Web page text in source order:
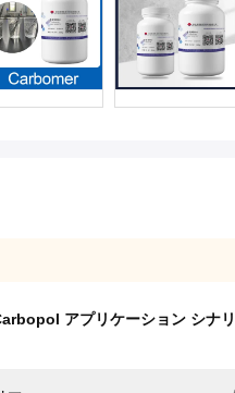
アプリケーション シナ